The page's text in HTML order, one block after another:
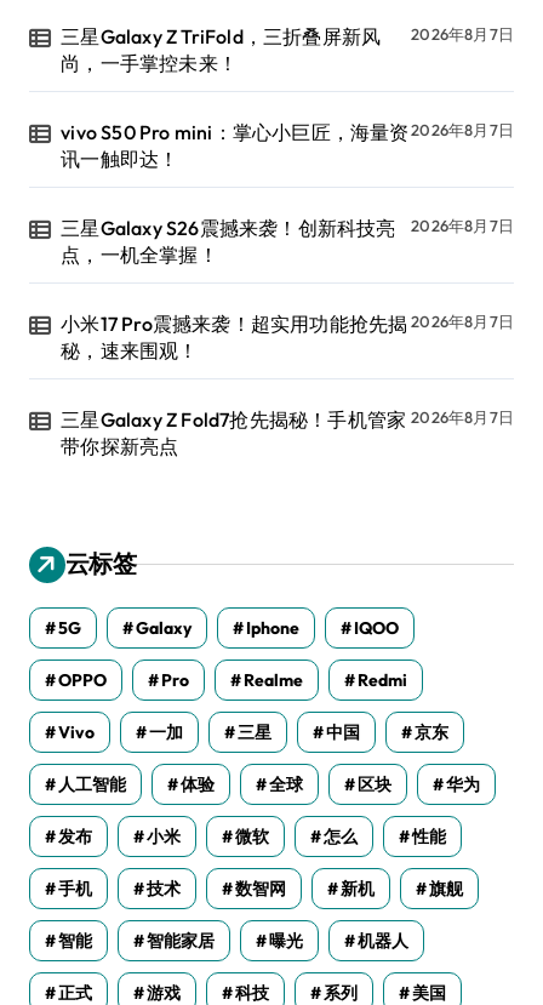
三星Galaxy Z TriFold，三折叠屏新风
尚，一手掌控未来！
2026年8月7日
vivo S50 Pro mini：掌心小巨匠，海量资
讯一触即达！
2026年8月7日
三星Galaxy S26震撼来袭！创新科技亮
点，一机全掌握！
2026年8月7日
小米17 Pro震撼来袭！超实用功能抢先揭
秘，速来围观！
2026年8月7日
三星Galaxy Z Fold7抢先揭秘！手机管家
带你探新亮点
2026年8月7日
云标签
5G Galaxy Iphone IQOO
OPPO Pro Realme Redmi
Vivo 一加 三星 中国 京东
人工智能 体验 全球 区块 华为
发布 小米 微软 怎么 性能
手机 技术 数智网 新机 旗舰
智能 智能家居 曝光 机器人
正式 游戏 科技 系列 美国